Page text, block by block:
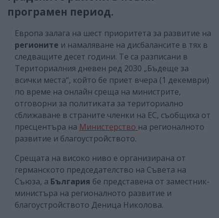
програмен период.
Европа залага на шест приоритета за развитие на
регионите и намаляване на дисбалансите в тях в
следващите десет години. Те са разписани в
Териториалния дневен ред 2030 „Бъдеще за
всички места“, който бе приет вчера (1 декември)
по време на онлайн среща на министрите,
отговорни за политиката за териториално
сближаване в страните членки на ЕС, съобщиха от
пресцентъра на Министерство на регионалното
развитие и благоустройството.
Срещата на високо ниво е организирана от
германското председателство на Съвета на
Съюза, а България бе представена от заместник-
министъра на регионалното развитие и
благоустройството Деница Николова.